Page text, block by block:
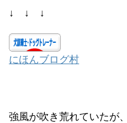
↓ ↓ ↓
にほんブログ村
強風が吹き荒れていたが